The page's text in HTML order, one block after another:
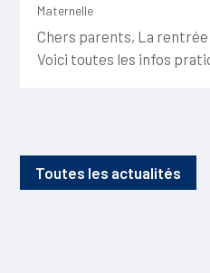
Maternelle
Chers parents, La rentrée
Voici toutes les infos
Toutes les actualités